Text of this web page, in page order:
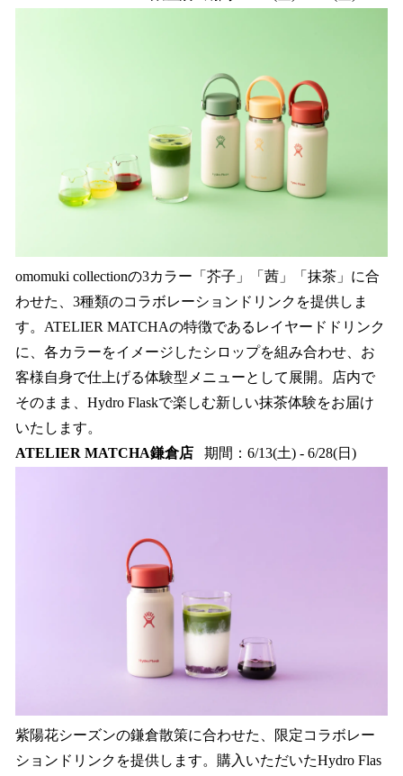
omomuki collectionの3カラー「芥子」「茜」「抹茶」に合
わせた、3種類のコラボレーションドリンクを提供しま
す。ATELIER MATCHAの特徴であるレイヤードドリンク
に、各カラーをイメージしたシロップを組み合わせ、お
客様自身で仕上げる体験型メニューとして展開。店内で
そのまま、Hydro Flaskで楽しむ新しい抹茶体験をお届け
いたします。
ATELIER MATCHA鎌倉店 期間：6/13(土) - 6/28(日)
紫陽花シーズンの鎌倉散策に合わせた、限定コラボレー
ションドリンクを提供します。購入いただいたHydro Flas